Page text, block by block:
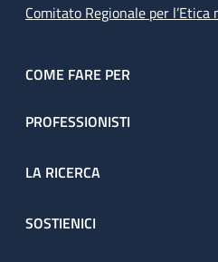
Comitato Regionale per l’Etica
COME FARE PER
PROFESSIONISTI
LA RICERCA
SOSTIENICI